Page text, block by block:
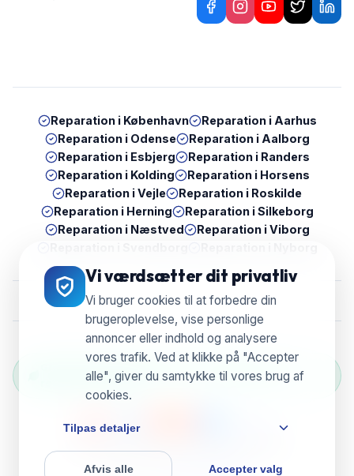
Vi værdsætter dit privatliv
Vi bruger cookies til at forbedre din
brugeroplevelse, vise personlige
annoncer eller indhold og analysere
vores trafik. Ved at klikke på "Accepter
alle", giver du samtykke til vores brug af
cookies.
Tilpas detaljer
Afvis alle Accepter valg
Reparation i København Reparation i Aarhus
Reparation i Odense Reparation i Aalborg
Reparation i Esbjerg Reparation i Randers
Reparation i Kolding Reparation i Horsens
Reparation iVejle Reparation i Roskilde
Reparation i Herning Reparation i Silkeborg
Reparation i Næstved Reparation i Viborg
Grøn Reparation Selection — Vi genbruger &
reducerer e-waste
Powered by ServixerSpace